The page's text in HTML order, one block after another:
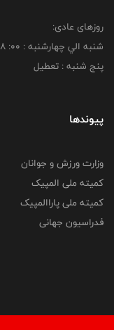
روزهای عادی:
شنبه الي چهارشنبه : 00: 8 لغايت 16:00
پنج شنبه : تعطیل
پیوندها
وزارت ورزش و جوانان
کمیته ملی المپیک
کمیته ملی پاراالمپیک
فدراسیون جهانی